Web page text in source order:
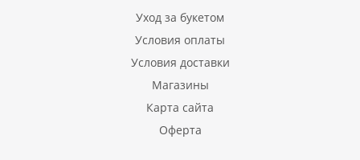
Уход за букетом
Условия оплаты
Условия доставки
Магазины
Карта сайта
Оферта